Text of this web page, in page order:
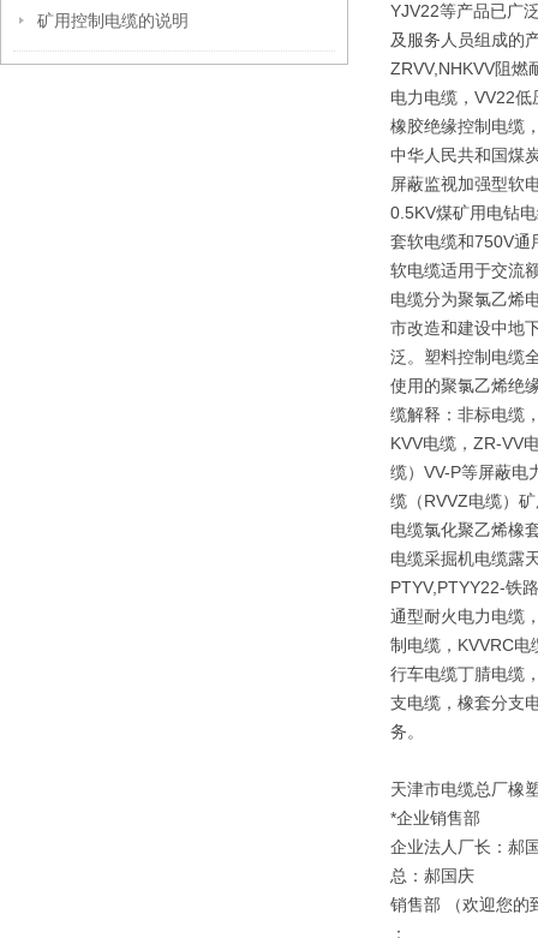
矿用控制电缆的说明
YJV22等产品已广
及服务人员组成的
ZRVV,NHKVV阻燃
电力电缆，VV22
橡胶绝缘控制电缆
中华人民共和国煤
屏蔽监视加强型软
0.5KV煤矿用电钻
套软电缆和750V通
软电缆适用于交流
电缆分为聚氯乙烯
市改造和建设中地
泛。塑料控制电缆
使用的聚氯乙烯绝
缆解释：非标电缆
KVV电缆，ZR-VV
缆）VV-P等屏蔽电
缆（RVVZ电缆）
电缆氯化聚乙烯橡
电缆采掘机电缆露
PTYV,PTYY22-铁
通型耐火电力电缆
制电缆，KVVRC
行车电缆丁腈电缆
支电缆，橡套分支
务。
天津市电缆总厂橡
*企业销售部
企业法人厂长：郝
总：郝国庆
销售部 （欢迎您的
：